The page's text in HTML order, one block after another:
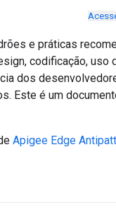
e práticas
codificação, uso
dos
Este é um
Apigee Edge